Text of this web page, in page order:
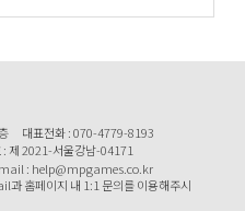
대표전화 : 070-4779-8193
: 제 2021-서울강남-04171
: help@mpgames.co.kr
홈페이지 내 1:1 문의를 이용해주시